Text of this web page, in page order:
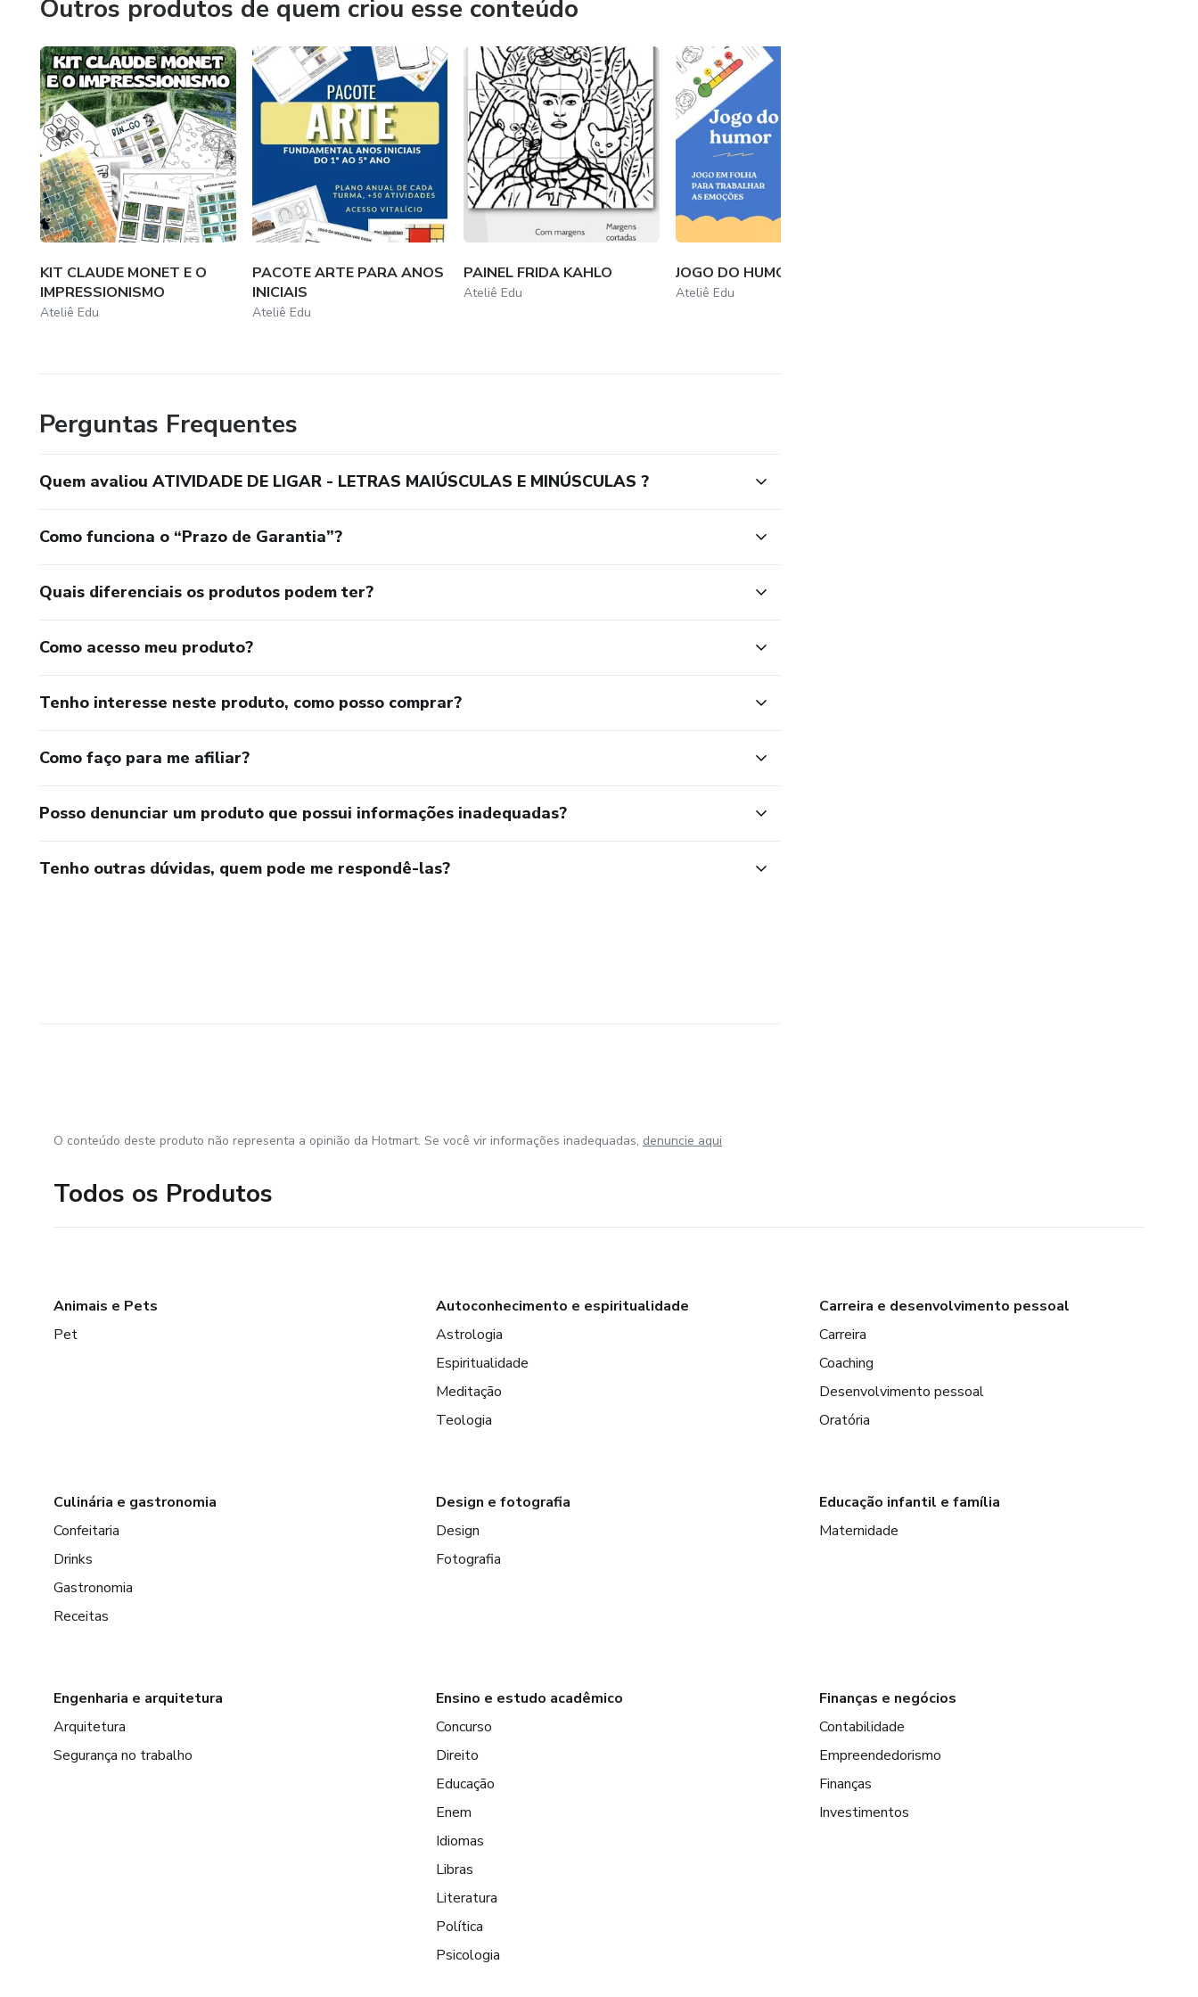
professores.
Tudo que um professor precisa para otimizar trabalhos e auxiliar uma rotina que já é tão exaustiva.
instagram: @atelieedu
Outros produtos de quem criou esse conteúdo
KIT CLAUDE MONET E O
IMPRESSIONISMO
Ateliê Edu
PACOTE ARTE PARA ANOS
INICIAIS
Ateliê Edu
PAINEL FRIDA KAHLO
Ateliê Edu
JOGO DO HUMOR
Ateliê Edu
Perguntas Frequentes
Quem avaliou ATIVIDADE DE LIGAR - LETRAS MAIÚSCULAS E MINÚSCULAS ?
Como funciona o “Prazo de Garantia”?
Quais diferenciais os produtos podem ter?
Como acesso meu produto?
Tenho interesse neste produto, como posso comprar?
Como faço para me afiliar?
Posso denunciar um produto que possui informações inadequadas?
Tenho outras dúvidas, quem pode me respondê-las?
O conteúdo deste produto não representa a opinião da Hotmart. Se você vir informações inadequadas, denuncie aqui
Todos os Produtos
Animais e Pets
Pet
Autoconhecimento e espiritualidade
Astrologia
Espiritualidade
Meditação
Teologia
Carreira e desenvolvimento pessoal
Carreira
Coaching
Desenvolvimento pessoal
Oratória
Culinária e gastronomia
Confeitaria
Drinks
Gastronomia
Receitas
Design e fotografia
Design
Fotografia
Educação infantil e família
Maternidade
Engenharia e arquitetura
Arquitetura
Segurança no trabalho
Ensino e estudo acadêmico
Concurso
Direito
Educação
Enem
Idiomas
Libras
Literatura
Política
Psicologia
Finanças e negócios
Contabilidade
Empreendedorismo
Finanças
Investimentos